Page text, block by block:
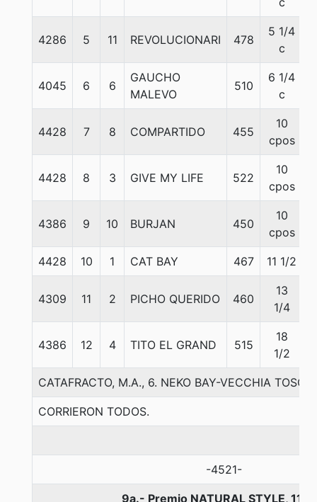
4286 5 11 REVOLUCIONARI 478
5 1/4
c
4045 6 6
GAUCHO
MALEVO
510
6 1/4
c
4428 7 8 COMPARTIDO 455
10
cpos
4428 8 3 GIVE MY LIFE 522
10
cpos
4386 9 10 BURJAN 450
10
cpos
4428 10 1 CAT BAY 467 11 1/2
4309 11 2 PICHO QUERIDO 460
13
1/4
4386 12 4 TITO EL GRAND 515
18
1/2
CATAFRACTO, M.A., 6. NEKO BAY-VECCHIA
CORRIERON TODOS.
-4521-
9a.- Premio NATURAL STYLE,